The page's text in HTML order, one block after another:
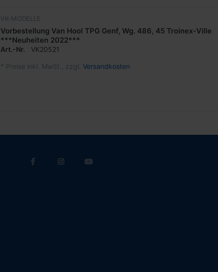
VK-MODELLE
Vorbestellung Van Hool TPG Genf, Wg. 486, 45 Troinex-Ville
***Neuheiten 2022***
Art.-Nr. VK20521
* Preise inkl. MwSt., zzgl. Versandkosten